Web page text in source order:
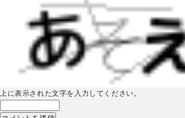
上に表示された文字を入力してください。